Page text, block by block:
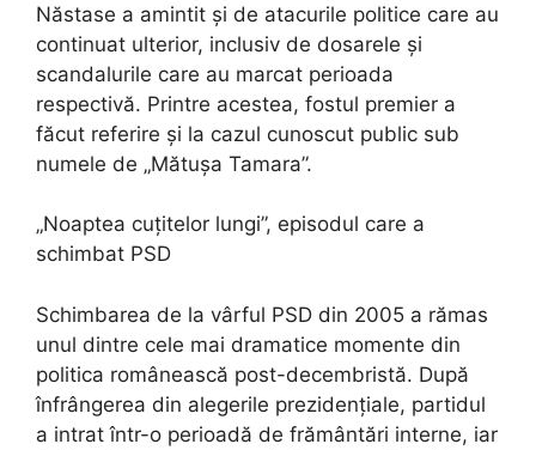
Năstase a amintit și de atacurile politice care au
continuat ulterior, inclusiv de dosarele și
scandalurile care au marcat perioada
respectivă. Printre acestea, fostul premier a
făcut referire și la cazul cunoscut public sub
numele de „Mătușa Tamara”.
„Noaptea cuțitelor lungi”, episodul care a
schimbat PSD
Schimbarea de la vârful PSD din 2005 a rămas
unul dintre cele mai dramatice momente din
politica românească post-decembristă. După
înfrângerea din alegerile prezidențiale, partidul
a intrat într-o perioadă de frământări interne, iar